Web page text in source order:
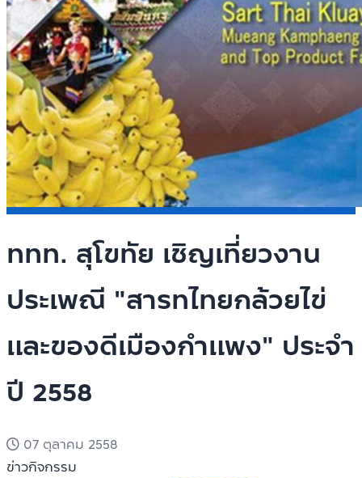
ททท. สุโขทัย เชิญเที่ยวงาน
ประเพณี "สารทไทยกล้วยไข่
และของดีเมืองกำแพง" ประจำ
ปี 2558
07 ตุลาคม 2558
ข่าวกิจกรรม